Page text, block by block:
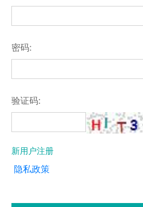
密码:
验证码:
新用户注册
隐私政策